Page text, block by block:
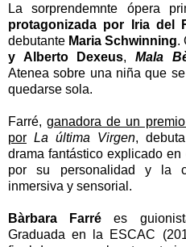
La sorprendemnte ópera
protagonizada por Iria del
debutante Maria Schwinning.
y Alberto Dexeus, Mala
Atenea sobre una niña que
quedarse sola.
Farré,ganadora de un
por La última Virgen,
drama fantástico explicado
por su personalidad y la
inmersiva y sensorial.
Bàrbara Farré es
Graduada en la ESCAC